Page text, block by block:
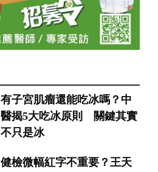
有子宮肌瘤還能吃冰嗎？中
醫揭5大吃冰原則 關鍵其實
不只是冰
健檢微幅紅字不重要？王天